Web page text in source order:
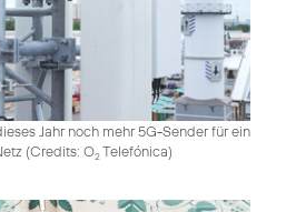
Jahr noch mehr 5G-Sender für ein
(Credits: O2Telefónica)